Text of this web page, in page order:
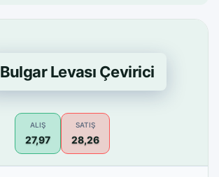
Bulgar Levası Çevirici
ALIŞ
27,97
SATIŞ
28,26